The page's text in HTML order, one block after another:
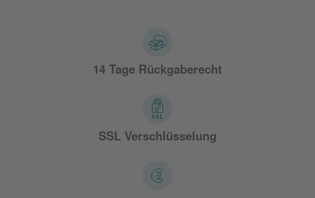
14 Tage Rückgaberecht
SSL Verschlüsselung